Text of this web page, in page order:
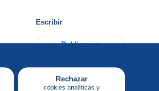
Rechazar
cookies analíticas y
Escribir
Publicar un